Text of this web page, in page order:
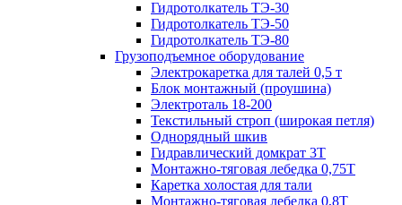
Гидротолкатель ТЭ-30
Гидротолкатель ТЭ-50
Гидротолкатель ТЭ-80
Грузоподъемное оборудование
Электрокаретка для талей 0,5 т
Блок монтажный (проушина)
Электроталь 18-200
Текстильный строп (широкая петля)
Однорядный шкив
Гидравлический домкрат 3T
Монтажно-тяговая лебедка 0,75Т
Каретка холостая для тали
Монтажно-тяговая лебедка 0,8Т